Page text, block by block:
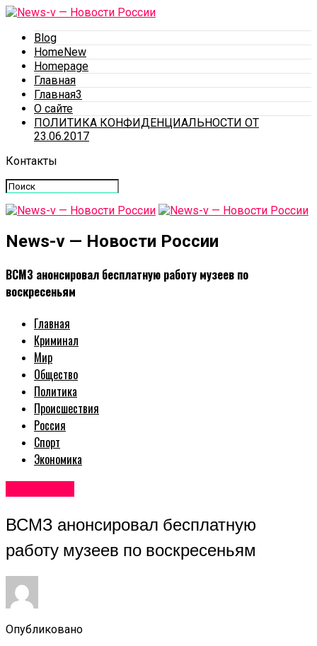
Blog
HomeNew
Homepage
Главная
Главная3
О сайте
ПОЛИТИКА КОНФИДЕНЦИАЛЬНОСТИ ОТ
23.06.2017
Контакты
News-v — Новости России
ВСМЗ анонсировал бесплатную работу музеев по
воскресеньям
Главная
Криминал
Мир
Общество
Политика
Происшествия
Россия
Спорт
Экономика
ВСМЗ анонсировал бесплатную
работу музеев по воскресеньям
Опубликовано